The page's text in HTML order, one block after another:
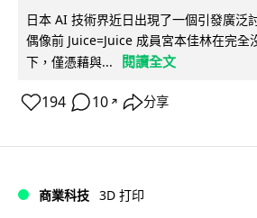
日本 AI 技術界近日出現了一個引發廣泛
偶像前 Juice=Juice 成員宮本佳林在完全
下，僅憑藉與...
閱讀全文
194 10 ↗ 分享
商業科技 3D 打印